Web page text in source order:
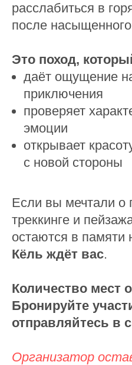
расслабиться в
после насыщенного
Это поход,
даёт ощущение
приключения
проверяет
эмоции
открывает
с новой стороны
Если вы мечтали о
треккинге и
остаются в памяти
Кёль ждёт вас.
Количество мест
Бронируйте
отправляйтесь в
Организатор